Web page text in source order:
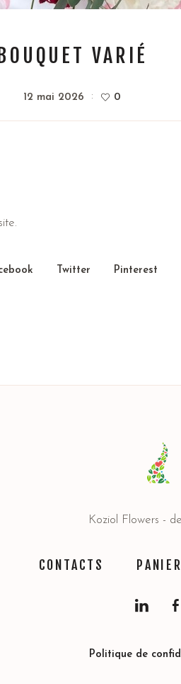
BOUQUET VARIÉ
12 mai 2026 0
Twitter Pinterest
Koziol Flowers -
CONTACTS PANIER
Politique de